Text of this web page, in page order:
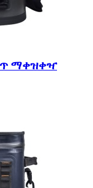
ማቀዝቀዣ